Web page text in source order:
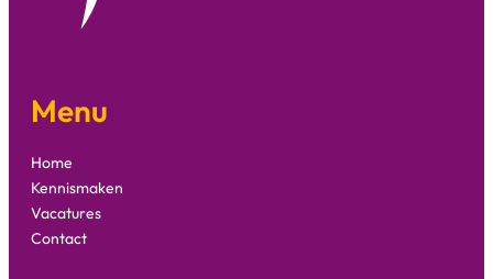
Menu
Home
Kennismaken
Vacatures
Contact